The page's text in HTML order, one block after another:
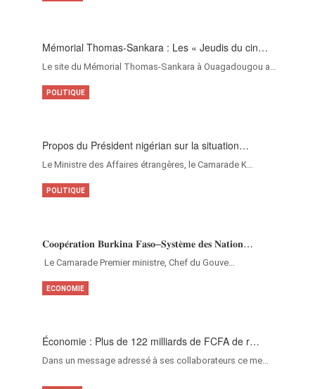
Mémorial Thomas-Sankara : Les « Jeudis du cin…
Le site du Mémorial Thomas-Sankara à Ouagadougou a…
Propos du Président nigérian sur la situation…
Le Ministre des Affaires étrangères, le Camarade K…
POLITIQUE
𝐂𝐨𝐨𝐩𝐞́𝐫𝐚𝐭𝐢𝐨𝐧 𝐁𝐮𝐫𝐤𝐢𝐧𝐚 𝐅𝐚𝐬𝐨–𝐒𝐲𝐬𝐭𝐞̀𝐦𝐞 𝐝𝐞𝐬 𝐍𝐚𝐭𝐢𝐨𝐧…
‎Le Camarade Premier ministre, Chef du Gouve…
POLITIQUE
Économie : Plus de 122 milliards de FCFA de r…
Dans un message adressé à ses collaborateurs ce me…
ECONOMIE